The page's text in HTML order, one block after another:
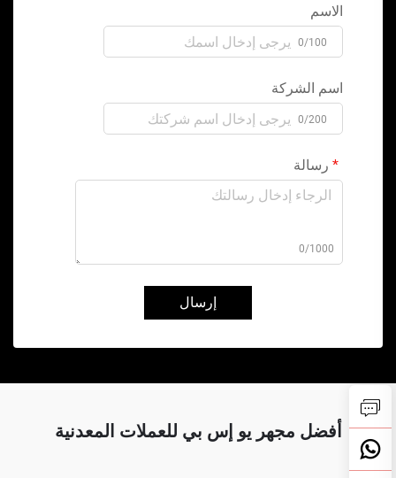
الاسم
0/100
اسم الشركة
0/200
رسالة
0/1000
إرسال
أفضل مجهر يو إس بي للعملات المعدنية